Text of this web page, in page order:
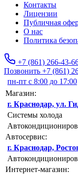
Контакты
Лицензии
Публичная
О нас
Политика
+7 (861) 266-43-
Позвонить +7 (861)
пн-пт с 8:00 до 17:00
Магазин:
г. Краснодар, ул.
Системы холода
Автосервис:
г. Краснодар,
Интернет-магазин: